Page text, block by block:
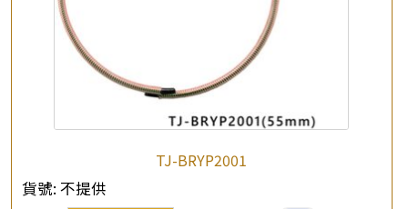
×
*
TJ-BRYP2001
貨號: 不提供